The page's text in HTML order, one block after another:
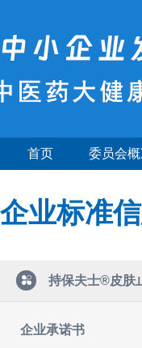
首页 委员会
企业标准
持保夫士®皮肤
企业承诺书